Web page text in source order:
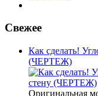
Свежее
Как сделать!
(ЧЕРТЕЖ)
Оригинальная